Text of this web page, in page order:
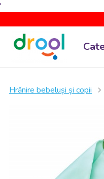
'
Hrănire bebeluși și copii